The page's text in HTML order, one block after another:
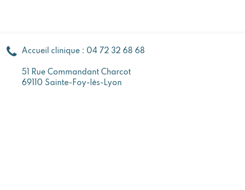
Accueil clinique : 04 72 32 68 68
51 Rue Commandant Charcot
69110 Sainte-Foy-lès-Lyon